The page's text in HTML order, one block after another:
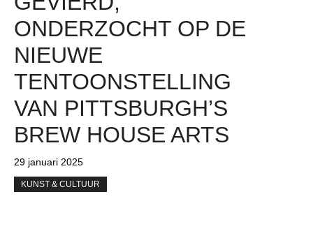
ONDERZOCHT OP DE
NIEUWE
TENTOONSTELLING
VAN PITTSBURGH’S
BREW HOUSE ARTS
29 januari 2025
KUNST & CULTUUR